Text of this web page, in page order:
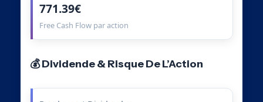
771.39€
Free Cash Flow par action
💰 Dividende & Risque De L’Action